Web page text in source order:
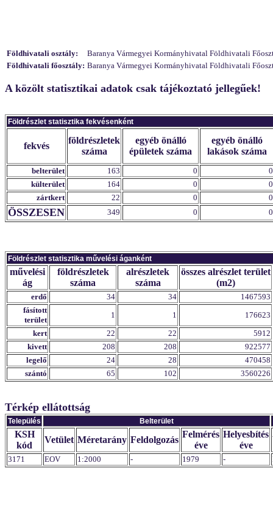
Földhivatali osztály:
Baranya Vármegyei Kormányhivatal Földhivatali
Földhivatali főosztály: Baranya Vármegyei Kormányhivatal Földhivatali
A közölt statisztikai adatok csak tájékoztató jellegűek!
Földrészlet statisztika fekvésenként
fekvés
földrészletek
száma
egyéb önálló
épületek száma
egyéb önálló
lakások száma
belterület 163 0
0
külterület
164 0
0
zártkert
22 0 0
ÖSSZESEN 349 0 0
Földrészlet statisztika művelési áganként
művelési
ág
földrészletek
száma
alrészletek
száma
összes alrészlet terület
(m2)
erdő 34 34
1467593
fásított
terület
1 1
176623
kert
22 22
5912
kivett
208 208
922577
legelő
24 28
470458
szántó
65 102 3560226
Térkép ellátottság
Település Belterület
KSH
kód
Vetület Méretarány Feldolgozás
Felmérés
éve
Helyesbítés
éve
3171 EOV 1:2000 - 1979 -